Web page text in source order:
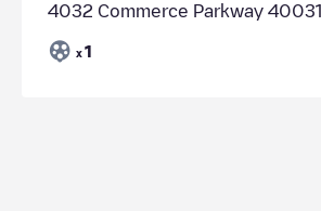
4032 Commerce Parkway 40031
x 1